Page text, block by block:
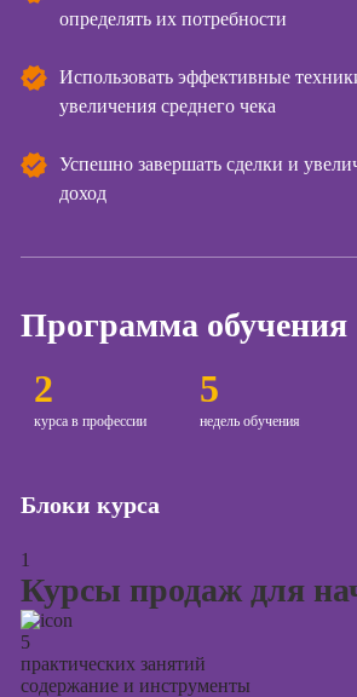
определять их потребности
Использовать эффективные
увеличения среднего чека
Успешно завершать сделки и
доход
2
курса в профессии
5
недель обучения
Программа обучения
Блоки курса
1
Курсы продаж для
5
практических занятий
содержание и инструменты